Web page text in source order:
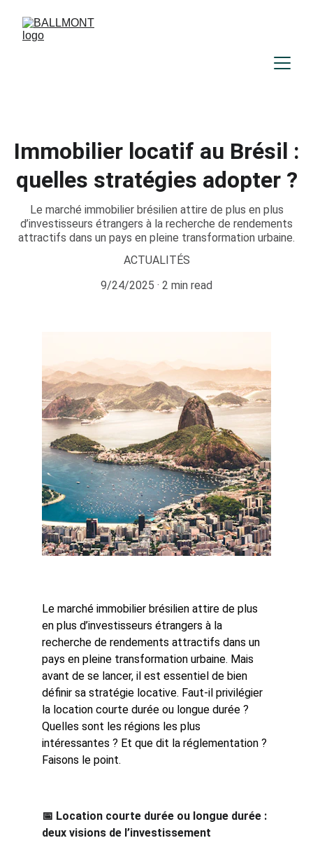
Immobilier locatif au Brésil :
quelles stratégies adopter ?
Le marché immobilier brésilien attire de plus en plus
d’investisseurs étrangers à la recherche de rendements
attractifs dans un pays en pleine transformation urbaine.
ACTUALITÉS
9/24/2025
2 min read
Le marché immobilier brésilien attire de plus
en plus d’investisseurs étrangers à la
recherche de rendements attractifs dans un
pays en pleine transformation urbaine. Mais
avant de se lancer, il est essentiel de bien
définir sa stratégie locative. Faut-il privilégier
la location courte durée ou longue durée ?
Quelles sont les régions les plus
intéressantes ? Et que dit la réglementation ?
Faisons le point.
📅 Location courte durée ou longue durée :
deux visions de l’investissement